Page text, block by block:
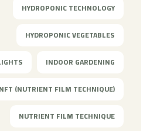
HYDROPONIC TECHNOLOGY
HYDROPONIC VEGETABLES
INDOOR GARDENING
NFT (NUTRIENT FILM TECHNIQUE)
NUTRIENT FILM TECHNIQUE